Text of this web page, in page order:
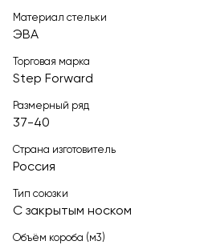
Материал стельки
ЭВА
Торговая марка
Step Forward
Размерный ряд
37-40
Страна изготовитель
Россия
Тип союзки
С закрытым носком
Объём короба (м3)